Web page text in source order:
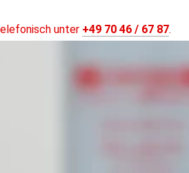
unter +49 70 46 / 67 87.